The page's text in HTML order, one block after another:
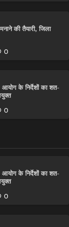
की तैयारी, जिला
0
आयोग के निर्देशों का शत-
0
आयोग के निर्देशों का शत-
0